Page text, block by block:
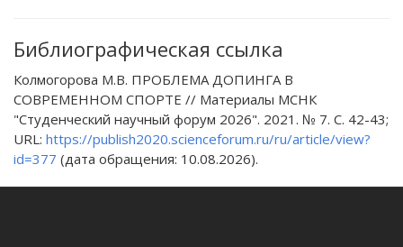
Библиографическая ссылка
Колмогорова М.В. ПРОБЛЕМА ДОПИНГА В
СОВРЕМЕННОМ СПОРТЕ // Материалы МСНК
"Студенческий научный форум 2026". 2021. № 7. С. 42-43;
URL: https://publish2020.scienceforum.ru/ru/article/view?
id=377 (дата обращения: 10.08.2026).